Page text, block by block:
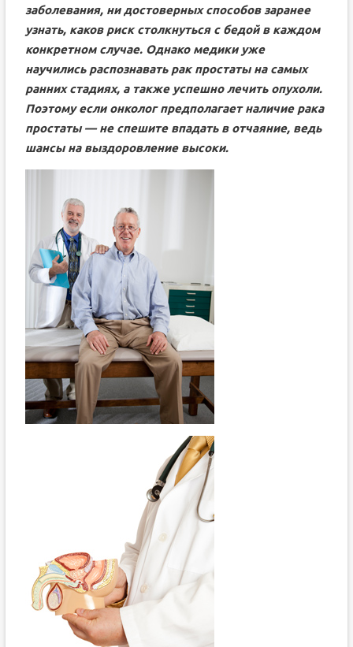
Скошенный трутовик
Омег пятнистый
Борец
Чистотел
Керосин против онкологии предстательной железы
Необычный рецепт от рака
Клизмы
Ректальные суппозитории, приготовленные в домашних
условиях
АСД-2 против онкологии у мужчин
Правила успешного лечения
Зарядка при раке простаты
Особенности питания в период лечения рака простаты
травами
Причины, вызывающие рак простаты
Симптоматика заболевания
Этапы развития рака предстательной железы
Методика излечения заболевания
Как лечить рак народными методами?
заболевания, ни достоверных способов заранее
узнать, каков риск столкнуться с бедой в каждом
конкретном случае. Однако медики уже
научились распознавать рак простаты на самых
ранних стадиях, а также успешно лечить опухоли.
Поэтому если онколог предполагает наличие рака
простаты — не спешите впадать в отчаяние, ведь
шансы на выздоровление высоки.